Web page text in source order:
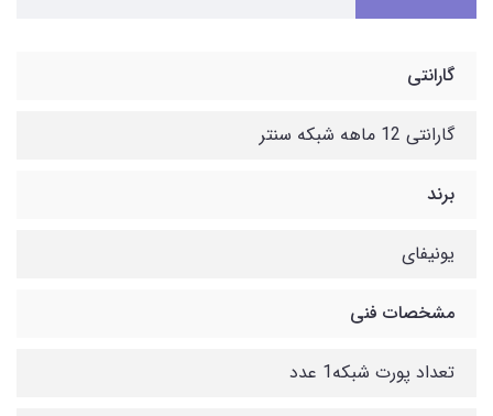
گارانتی
گارانتی 12 ماهه شبکه سنتر
برند
یونیفای
مشخصات فنی
تعداد پورت شبکه1 عدد